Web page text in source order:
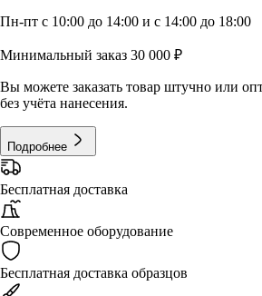
Пн-пт с 10:00 до 14:00 и с 14:00 до 18:00
Минимальный заказ 30 000 ₽
Вы можете заказать товар штучно или
без учёта нанесения.
Подробнее
Бесплатная доставка
Современное оборудование
Бесплатная доставка образцов